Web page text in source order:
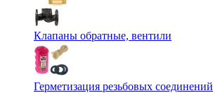
Клапаны обратные, вентили
Герметизация резьбовых соединений